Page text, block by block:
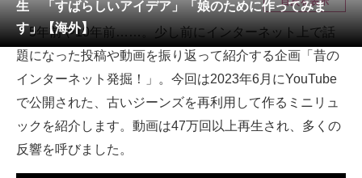
注目記事を集めた総合ページ
ITの今と未来を見通す
スマホと通信の最新トレンド
進化するPCとデバイスの未来
生 「すばらしいアイデア」「娘のために作ってみま
す」【海外】
5年前や10年前……。少し前にインターネット上で話
題になった投稿や動画を振り返って紹介する企画「昔の
インターネット発掘！」。今回は2023年6月にYouTube
で公開された、古いジーンズを再利用して作るミニリュ
ックを紹介します。動画は47万回以上再生され、多くの
反響を呼びました。